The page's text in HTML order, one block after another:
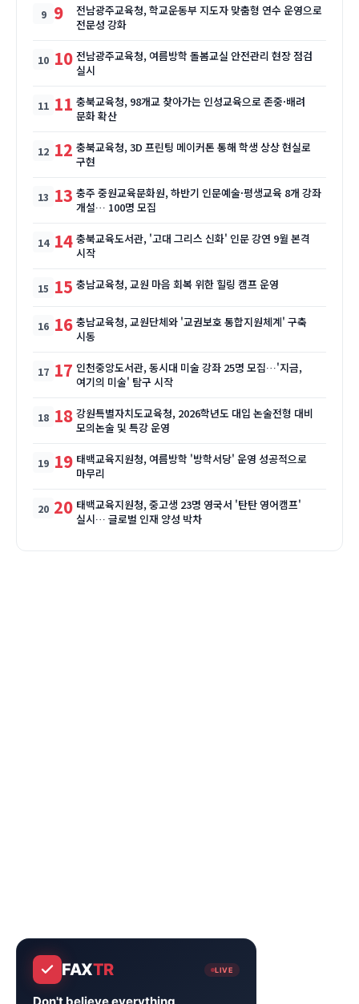
9
전남광주교육청, 학교운동부 지도자 맞춤형 연수 운영으로
전문성 강화
10 전남광주교육청, 여름방학 돌봄교실 안전관리 현장 점검
실시
11 충북교육청, 98개교 찾아가는 인성교육으로 존중·배려
문화 확산
12 충북교육청, 3D 프린팅 메이커톤 통해 학생 상상 현실로
구현
13 충주 중원교육문화원, 하반기 인문예술·평생교육 8개 강좌
개설… 100명 모집
14 충북교육도서관, '고대 그리스 신화' 인문 강연 9월 본격
시작
15 충남교육청, 교원 마음 회복 위한 힐링 캠프 운영
16 충남교육청, 교원단체와 '교권보호 통합지원체계' 구축
시동
17 인천중앙도서관, 동시대 미술 강좌 25명 모집…'지금,
여기의 미술' 탐구 시작
18 강원특별자치도교육청, 2026학년도 대입 논술전형 대비
모의논술 및 특강 운영
19 태백교육지원청, 여름방학 '방학서당' 운영 성공적으로
마무리
20 태백교육지원청, 중고생 23명 영국서 '탄탄 영어캠프'
실시… 글로벌 인재 양성 박차